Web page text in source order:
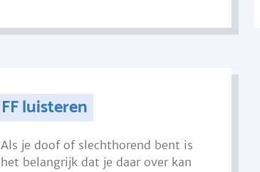
FF luisteren
Als je doof of slechthorend bent is
het belangrijk dat je daar over kan